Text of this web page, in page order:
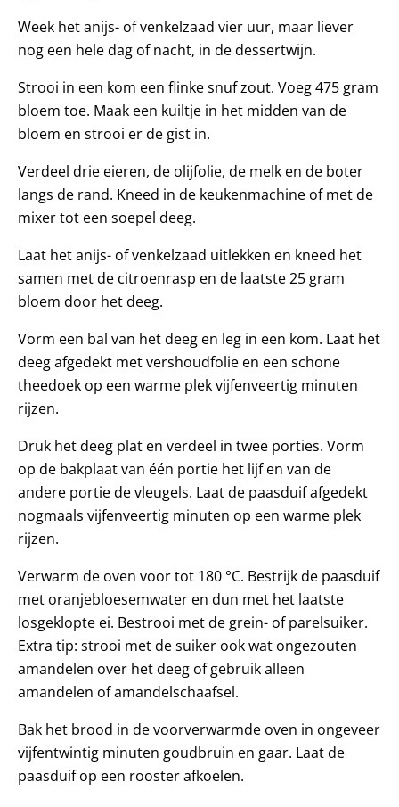
Week het anijs- of venkelzaad vier uur, maar liever
nog een hele dag of nacht, in de dessertwijn.
Strooi in een kom een flinke snuf zout. Voeg 475 gram
bloem toe. Maak een kuiltje in het midden van de
bloem en strooi er de gist in.
Verdeel drie eieren, de olijfolie, de melk en de boter
langs de rand. Kneed in de keukenmachine of met de
mixer tot een soepel deeg.
Laat het anijs- of venkelzaad uitlekken en kneed het
samen met de citroenrasp en de laatste 25 gram
bloem door het deeg.
Vorm een bal van het deeg en leg in een kom. Laat het
deeg afgedekt met vershoudfolie en een schone
theedoek op een warme plek vijfenveertig minuten
rijzen.
Druk het deeg plat en verdeel in twee porties. Vorm
op de bakplaat van één portie het lijf en van de
andere portie de vleugels. Laat de paasduif afgedekt
nogmaals vijfenveertig minuten op een warme plek
rijzen.
Verwarm de oven voor tot 180 °C. Bestrijk de paasduif
met oranjebloesemwater en dun met het laatste
losgeklopte ei. Bestrooi met de grein- of parelsuiker.
Extra tip: strooi met de suiker ook wat ongezouten
amandelen over het deeg of gebruik alleen
amandelen of amandelschaafsel.
Bak het brood in de voorverwarmde oven in ongeveer
vijfentwintig minuten goudbruin en gaar. Laat de
paasduif op een rooster afkoelen.